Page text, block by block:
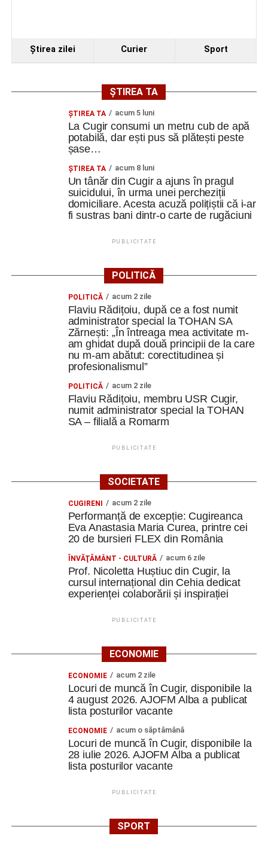
Ştirea zilei Curier Sport
ȘTIREA TA
ȘTIREA TA acum 5 luni
La Cugir consumi un metru cub de apă
potabilă, dar ești pus să plătești peste
șase…
ȘTIREA TA acum 8 luni
Un tânăr din Cugir a ajuns în pragul
suicidului, în urma unei percheziții
domiciliare. Acesta acuză polițiștii că i-ar
fi sustras bani dintr-o carte de rugăciuni
PUBLICITATE
POLITICĂ
POLITICĂ acum 2 zile
Flaviu Rădițoiu, după ce a fost numit
administrator special la TOHAN SA
Zărnești: „În întreaga mea activitate m-
am ghidat după două principii de la care
nu m-am abătut: corectitudinea și
profesionalismul”
POLITICĂ acum 2 zile
Flaviu Rădițoiu, membru USR Cugir,
numit administrator special la TOHAN
SA – filială a Romarm
PUBLICITATE
SOCIETATE
CUGIRENI acum 2 zile
Performanță de excepție: Cugireanca
Eva Anastasia Maria Curea, printre cei
20 de bursieri FLEX din România
ÎNVĂŢĂMÂNT - CULTURĂ acum 6 zile
Prof. Nicoletta Huștiuc din Cugir, la
cursul internațional din Cehia dedicat
experienței colaborării și inspirației
PUBLICITATE
ECONOMIE
ECONOMIE acum 2 zile
Locuri de muncă în Cugir, disponibile la
4 august 2026. AJOFM Alba a publicat
lista posturilor vacante
ECONOMIE acum o săptămână
Locuri de muncă în Cugir, disponibile la
28 iulie 2026. AJOFM Alba a publicat
lista posturilor vacante
PUBLICITATE
SPORT